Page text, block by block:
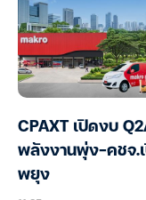
CPAXT เปิดงบ
พลังงานพุ่ง-คชจ.
พยุง